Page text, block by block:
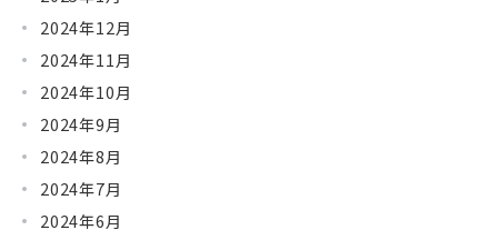
2024年12月
2024年11月
2024年10月
2024年9月
2024年8月
2024年7月
2024年6月